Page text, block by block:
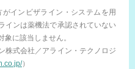
インビザライン・システムを用
インは薬機法で承認されていない
に該当しません。
株式会社／アライン・テクノロジ
）